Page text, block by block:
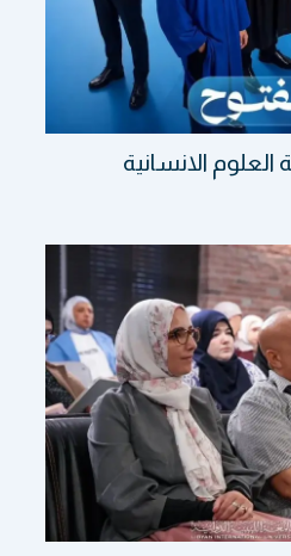
الانسانية